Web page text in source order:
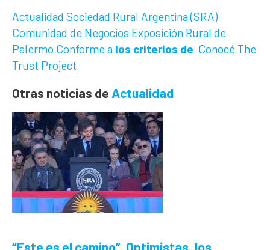
Actualidad Sociedad Rural Argentina (SRA)
Comunidad de Negocios Exposición Rural de
Palermo Conforme a los criterios de Conocé The
Trust Project
Otras noticias de Actualidad
“Este es el camino”. Optimistas, los